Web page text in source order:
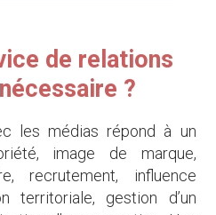
de relations
?
les médias répond à un
image de marque,
recrutement, influence
territoriale, gestion d’un